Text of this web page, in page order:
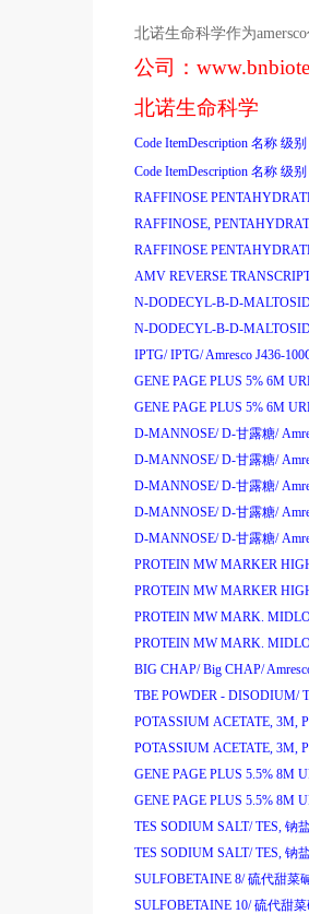
北诺生命科学作为amersco
公司：
北诺生命科学
Code ItemDescription 名称 级别
Code ItemDescription 名称 级别
RAFFINOSE
RAFFINOSE,
RAFFINOSE
AMV REVERSE
N-DODECYL-B-D-
N-DODECYL-B-D-
IPTG/ IPTG/Amresco J436-
GENE PAGE PLUS 5% 6M
GENE PAGE PLUS 5% 6M
D-MANNOSE/ D-甘露糖/
D-MANNOSE/ D-甘露糖/
D-MANNOSE/ D-甘露糖/
D-MANNOSE/ D-甘露糖/
D-MANNOSE/ D-甘露糖/
PROTEIN MW MARKER
PROTEIN MW MARKER
PROTEIN MW MARK.
PROTEIN MW MARK.
BIG CHAP/ Big CHAP/
TBE POWDER - DISODIUM/
POTASSIUM ACETATE, 3M,
POTASSIUM ACETATE, 3M,
GENE PAGE PLUS 5.5% 8M
GENE PAGE PLUS 5.5% 8M
TES SODIUM SALT/ TES, 钠
TES SODIUM SALT/ TES, 钠
SULFOBETAINE 8/ 硫代甜菜
SULFOBETAINE 10/ 硫代甜